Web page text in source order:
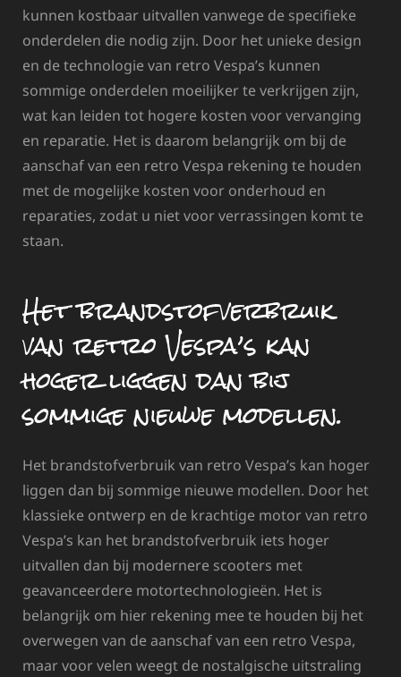
kunnen kostbaar uitvallen vanwege de specifieke
onderdelen die nodig zijn. Door het unieke design
en de technologie van retro Vespa’s kunnen
sommige onderdelen moeilijker te verkrijgen zijn,
wat kan leiden tot hogere kosten voor vervanging
en reparatie. Het is daarom belangrijk om bij de
aanschaf van een retro Vespa rekening te houden
met de mogelijke kosten voor onderhoud en
reparaties, zodat u niet voor verrassingen komt te
staan.
Het brandstofverbruik
van retro Vespa’s kan
hoger liggen dan bij
sommige nieuwe modellen.
Het brandstofverbruik van retro Vespa’s kan hoger
liggen dan bij sommige nieuwe modellen. Door het
klassieke ontwerp en de krachtige motor van retro
Vespa’s kan het brandstofverbruik iets hoger
uitvallen dan bij modernere scooters met
geavanceerdere motortechnologieën. Het is
belangrijk om hier rekening mee te houden bij het
overwegen van de aanschaf van een retro Vespa,
maar voor velen weegt de nostalgische uitstraling